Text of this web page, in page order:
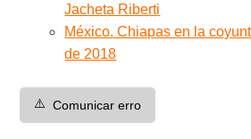
Jacheta Riberti
México. Chiapas en la
de 2018
⚠️ Comunicar erro